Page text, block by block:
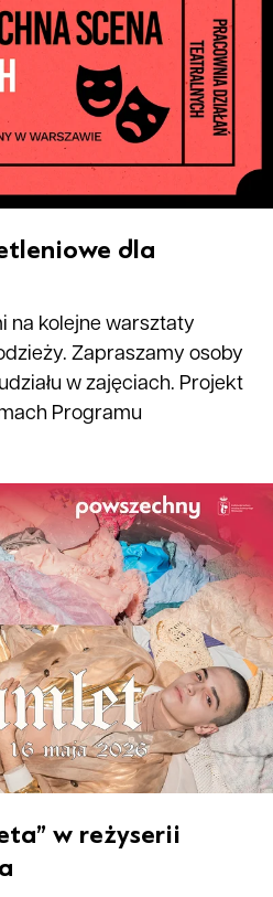
dla
na kolejne warsztaty
Zapraszamy osoby
w zajęciach. Projekt
Programu
w reżyserii